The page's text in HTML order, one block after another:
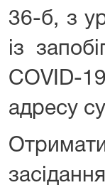
36-б, з
із
COVID-
адресу